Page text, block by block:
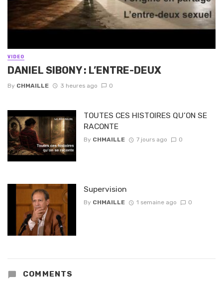
VIDEO
DANIEL SIBONY : L’ENTRE-DEUX
By CHMAILLE 3 heures ago 0
TOUTES CES HISTOIRES QU’ON SE
RACONTE
By CHMAILLE 7 jours ago 0
Supervision
By CHMAILLE 1 semaine ago 0
COMMENTS